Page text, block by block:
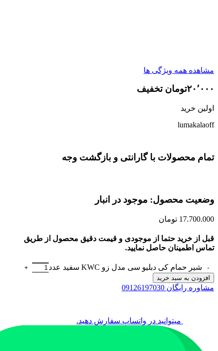
مشاهده همه ویژگی ها
۲۰٬۰۰۰تومان تخفیف
اولین خرید
lumakalaoff
تمام محصولات با گارانتی و بازگشت وجه
وضعیت محصول: موجود در انبار
17.700.000 تومان
قبل از خرید حتما از موجودی و قیمت دقیق محصول از طریق
تماس اطمینان حاصل نمایید.
شیر حمام کی دبلیو سی مدل زو KWC سفید عدد
افزودن به سبد خرید
مشاوره رایگان 09126197030
میتوانید در واتساپ سفارش دهید.